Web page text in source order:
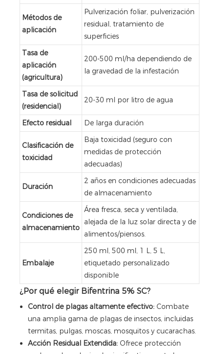
Métodos de
aplicación
Pulverización foliar, pulverización
residual, tratamiento de
superficies
Tasa de
aplicación
(agricultura)
200-500 ml/ha dependiendo de
la gravedad de la infestación
Tasa de solicitud
(residencial)
20-30 ml por litro de agua
Efecto residual De larga duración
Clasificación de
toxicidad
Baja toxicidad (seguro con
medidas de protección
adecuadas)
Duración
2 años en condiciones adecuadas
de almacenamiento
Condiciones de
almacenamiento
Área fresca, seca y ventilada,
alejada de la luz solar directa y de
alimentos/piensos.
Embalaje
250 ml, 500 ml, 1 L, 5 L,
etiquetado personalizado
disponible
¿Por qué elegir Bifentrina 5% SC?
Control de plagas altamente efectivo: Combate
una amplia gama de plagas de insectos, incluidas
termitas, pulgas, moscas, mosquitos y cucarachas.
Acción Residual Extendida: Ofrece protección